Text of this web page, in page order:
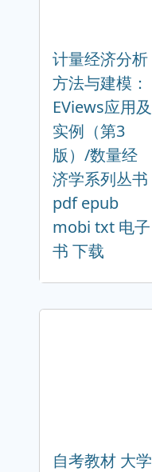
计量经济分析
方法与建模：
EViews应用及
实例（第3
版）/数量经
济学系列丛书
pdf epub
mobi txt 电子
书 下载
自考教材 大学